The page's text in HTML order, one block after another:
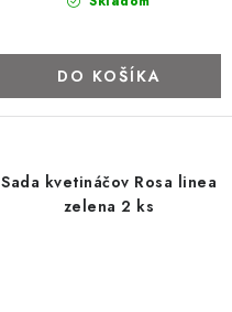
DO KOŠÍKA
Sada kvetináčov Rosa linea
zelena 2 ks